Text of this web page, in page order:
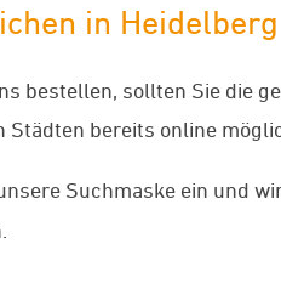
in Heidelberg
bestellen, sollten Sie die
bereits online
Suchmaske ein und